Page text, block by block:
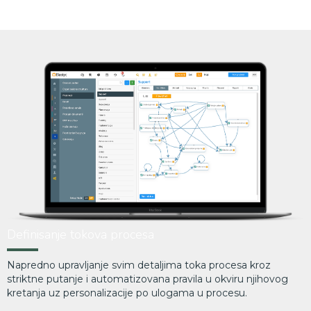
Napredno upravljanje svim detaljima toka procesa kroz
striktne putanje i automatizovana pravila u okviru njihovog
kretanja uz personalizacije po ulogama u procesu.